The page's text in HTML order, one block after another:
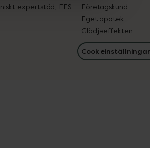
expertstöd, EES
Företagskund
Eget apotek
Glädjeeffekten
Cookieinställningar